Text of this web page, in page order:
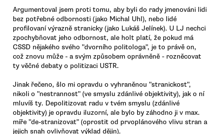
Argumentoval jsem proti tomu, aby byli do rady jmenováni lidi
bez potřebné odbornosti (jako Michal Uhl), nebo lidé
profilovaní výrazně stranicky (jako Lukáš Jelínek). U LJ nechci
zpochybňovat jeho odbornost, ale holt platí, že pokud má
CSSD nějakého svého "dvorního politologa", je to právě on,
což znovu může - a svým způsobem oprávněně - rozněcovat
ty věčné debaty o politizaci USTR.
Jinak řečeno, šlo mi opravdu o vyhraněnou "stranickost",
nikoli o "nestrannost" (ve smyslu zdánlivé objektivity), jak o ní
mluvíš ty. Depolitizovat radu v tvém smyslu (zdánlivé
objektivity) je opravdu iluzorní, ale bylo by záhodno ji v max.
míře "de-stranizovat" (oprostit od prvoplánového vlivu stran a
jejich snah ovlivňovat výklad dějin).